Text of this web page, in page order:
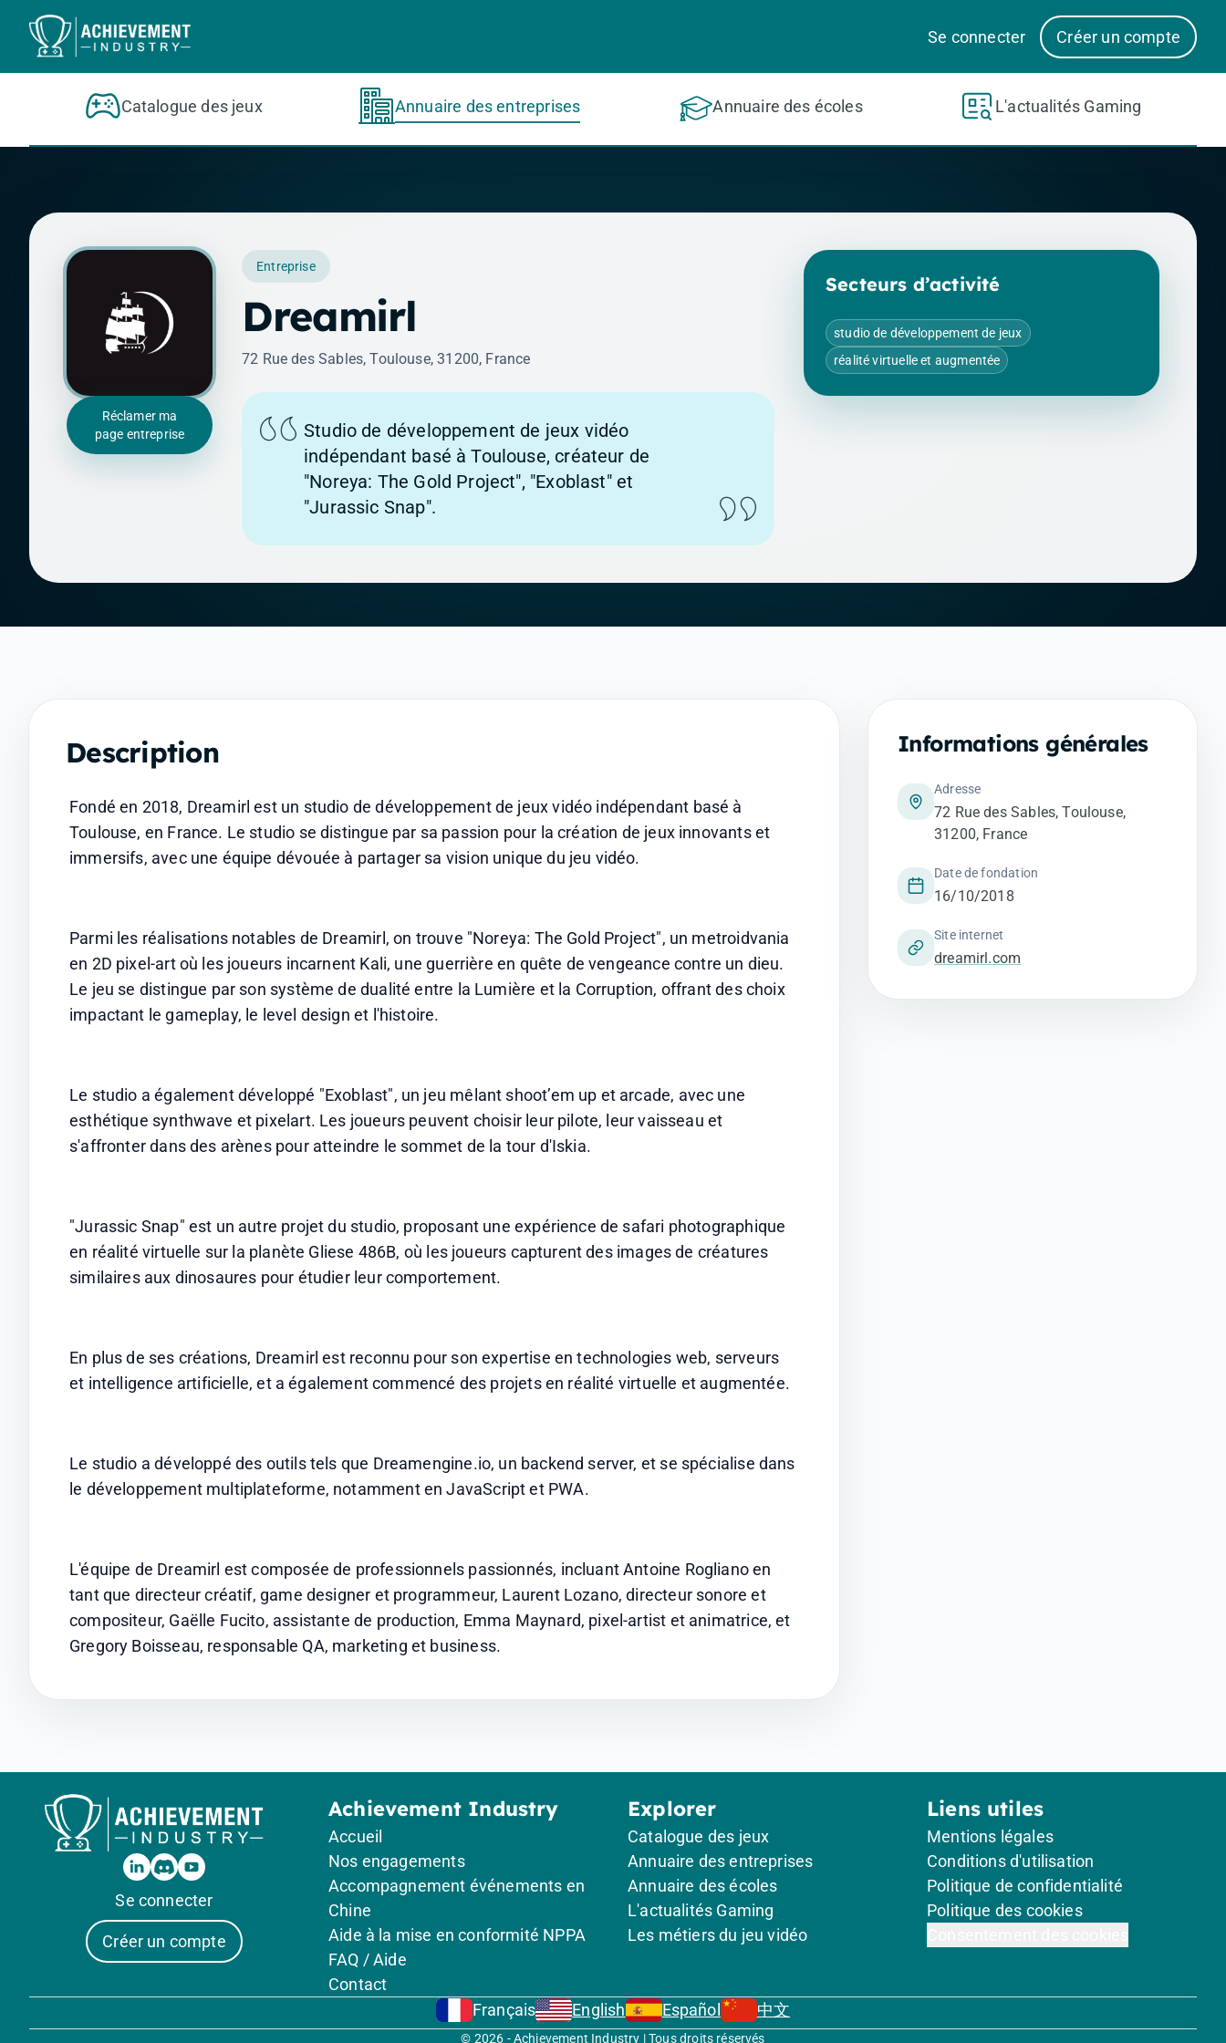
Aller au contenu principal
Se connecter
Créer un compte
Catalogue des jeux Annuaire des entreprises Annuaire des écoles L'actualités Gaming
Réclamer ma
page entreprise
Entreprise
Dreamirl
72 Rue des Sables, Toulouse, 31200, France
Studio de développement de jeux vidéo
indépendant basé à Toulouse, créateur de
"Noreya: The Gold Project", "Exoblast" et
"Jurassic Snap".
Secteurs d’activité
studio de développement de jeux
réalité virtuelle et augmentée
Description
Fondé en 2018, Dreamirl est un studio de développement de jeux vidéo indépendant basé à
Toulouse, en France. Le studio se distingue par sa passion pour la création de jeux innovants et
immersifs, avec une équipe dévouée à partager sa vision unique du jeu vidéo.
Parmi les réalisations notables de Dreamirl, on trouve "Noreya: The Gold Project", un metroidvania
en 2D pixel-art où les joueurs incarnent Kali, une guerrière en quête de vengeance contre un dieu.
Le jeu se distingue par son système de dualité entre la Lumière et la Corruption, offrant des choix
impactant le gameplay, le level design et l'histoire.
Le studio a également développé "Exoblast", un jeu mêlant shoot’em up et arcade, avec une
esthétique synthwave et pixelart. Les joueurs peuvent choisir leur pilote, leur vaisseau et
s'affronter dans des arènes pour atteindre le sommet de la tour d'Iskia.
"Jurassic Snap" est un autre projet du studio, proposant une expérience de safari photographique
en réalité virtuelle sur la planète Gliese 486B, où les joueurs capturent des images de créatures
similaires aux dinosaures pour étudier leur comportement.
En plus de ses créations, Dreamirl est reconnu pour son expertise en technologies web, serveurs
et intelligence artificielle, et a également commencé des projets en réalité virtuelle et augmentée.
Le studio a développé des outils tels que Dreamengine.io, un backend server, et se spécialise dans
le développement multiplateforme, notamment en JavaScript et PWA.
L'équipe de Dreamirl est composée de professionnels passionnés, incluant Antoine Rogliano en
tant que directeur créatif, game designer et programmeur, Laurent Lozano, directeur sonore et
compositeur, Gaëlle Fucito, assistante de production, Emma Maynard, pixel-artist et animatrice, et
Gregory Boisseau, responsable QA, marketing et business.
Informations générales
Adresse
72 Rue des Sables, Toulouse,
31200, France
Date de fondation
16/10/2018
Site internet
dreamirl.com
Se connecter
Créer un compte
Achievement Industry
Accueil
Nos engagements
Accompagnement événements en
Chine
Aide à la mise en conformité NPPA
FAQ / Aide
Contact
Explorer
Catalogue des jeux
Annuaire des entreprises
Annuaire des écoles
L'actualités Gaming
Les métiers du jeu vidéo
Liens utiles
Mentions légales
Conditions d'utilisation
Politique de confidentialité
Politique des cookies
Français English Español 中文
© 2026 - Achievement Industry | Tous droits réservés